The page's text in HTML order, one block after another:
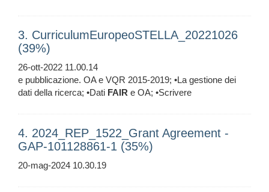
3. CurriculumEuropeoSTELLA_20221026
(39%)
26-ott-2022 11.00.14
e pubblicazione. OA e VQR 2015-2019; •La gestione dei
dati della ricerca; •Dati FAIR e OA; •Scrivere
4. 2024_REP_1522_Grant Agreement -
GAP-101128861-1 (35%)
20-mag-2024 10.30.19